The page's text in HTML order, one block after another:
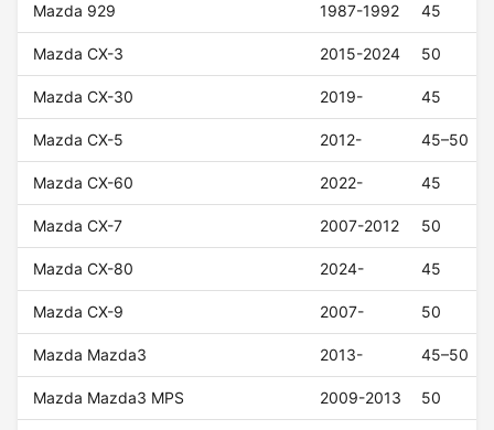
Mazda 929 1987-1992 45
Mazda CX-3 2015-2024 50
Mazda CX-30 2019- 45
Mazda CX-5 2012- 45–50
Mazda CX-60 2022- 45
Mazda CX-7 2007-2012 50
Mazda CX-80 2024- 45
Mazda CX-9 2007- 50
Mazda Mazda3 2013- 45–50
Mazda Mazda3 MPS 2009-2013 50